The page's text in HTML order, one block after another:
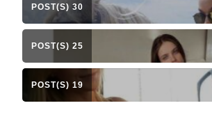
30 POST(S)
25 POST(S)
19 POST(S)